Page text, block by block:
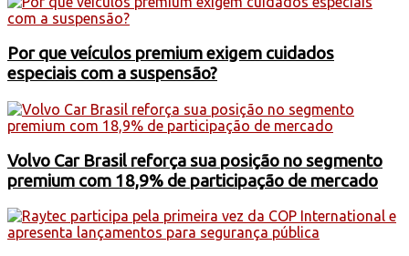
Por que veículos premium exigem cuidados
especiais com a suspensão?
Volvo Car Brasil reforça sua posição no segmento
premium com 18,9% de participação de mercado